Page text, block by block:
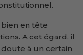
bien en tête
A cet égard, il
à un certain